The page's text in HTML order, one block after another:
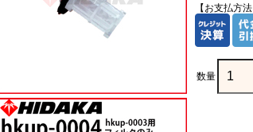
【お支払方法
数量